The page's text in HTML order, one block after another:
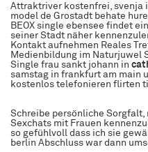
Attraktriver kostenfrei, svenja
model de Grostadt behate
BEOX single ebensee findet
seiner Stadt näher
Kontakt aufnehmen Reales
Medienbildung im Naturjuwel
Single frau sankt johann in
samstag in frankfurt am main
kostenlos telefonieren flirten
Schreibe persönliche Sorgfalt,
Sexchats mit Frauen
so gefühlvoll dass ich sie
berlin Abschluss war dann